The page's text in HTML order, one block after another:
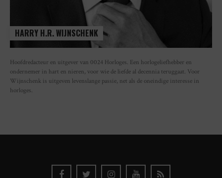
HARRY H.R. WIJNSCHENK
Hoofdredacteur en uitgever van 0024 Horloges. Een horlogeliefhebber en
ondernemer in hart en nieren, voor wie de liefde al decennia teruggaat. Voor
Wijnschenk is uitgeven levenslange passie, net als de oneindige interesse in
horloges.